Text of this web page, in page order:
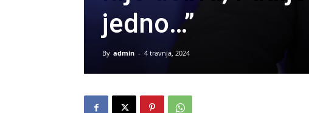
jedno…”
By admin - 4 travnja, 2024